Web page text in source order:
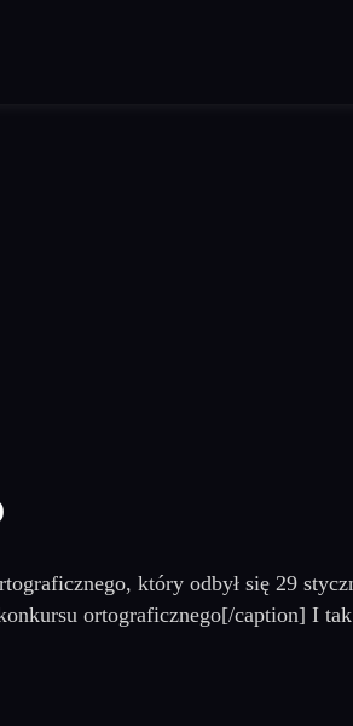
który odbył się 29
ortograficznego[/caption] I